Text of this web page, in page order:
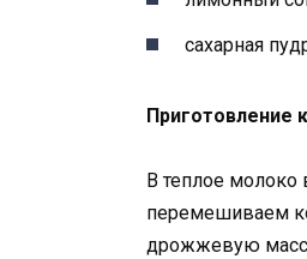
сахарная
Приготовление
В теплое
перемешиваем
дрожжевую